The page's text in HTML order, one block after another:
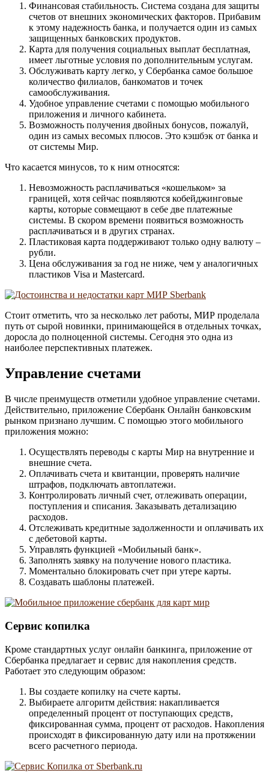
Финансовая стабильность. Система создана для защиты
счетов от внешних экономических факторов. Прибавим
к этому надежность банка, и получается один из самых
защищенных банковских продуктов.
Карта для получения социальных выплат бесплатная,
имеет льготные условия по дополнительным услугам.
Обслуживать карту легко, у Сбербанка самое большое
количество филиалов, банкоматов и точек
самообслуживания.
Удобное управление счетами с помощью мобильного
приложения и личного кабинета.
Возможность получения двойных бонусов, пожалуй,
один из самых весомых плюсов. Это кэшбэк от банка и
от системы Мир.
Что касается минусов, то к ним относятся:
Невозможность расплачиваться «кошельком» за
границей, хотя сейчас появляются кобейджинговые
карты, которые совмещают в себе две платежные
системы. В скором времени появиться возможность
расплачиваться и в других странах.
Пластиковая карта поддерживают только одну валюту –
рубли.
Цена обслуживания за год не ниже, чем у аналогичных
пластиков Visa и Mastercard.
Стоит отметить, что за несколько лет работы, МИР проделала
путь от сырой новинки, принимающейся в отдельных точках,
доросла до полноценной системы. Сегодня это одна из
наиболее перспективных платежек.
Управление счетами
В числе преимуществ отметили удобное управление счетами.
Действительно, приложение Сбербанк Онлайн банковским
рынком признано лучшим. С помощью этого мобильного
приложения можно:
Осуществлять переводы с карты Мир на внутренние и
внешние счета.
Оплачивать счета и квитанции, проверять наличие
штрафов, подключать автоплатежи.
Контролировать личный счет, отлеживать операции,
поступления и списания. Заказывать детализацию
расходов.
Отслеживать кредитные задолженности и оплачивать их
с дебетовой карты.
Управлять функцией «Мобильный банк».
Заполнять заявку на получение нового пластика.
Моментально блокировать счет при утере карты.
Создавать шаблоны платежей.
Сервис копилка
Кроме стандартных услуг онлайн банкинга, приложение от
Сбербанка предлагает и сервис для накопления средств.
Работает это следующим образом:
Вы создаете копилку на счете карты.
Выбираете алгоритм действия: накапливается
определенный процент от поступающих средств,
фиксированная сумма, процент от расходов. Накопления
происходят в фиксированную дату или на протяжении
всего расчетного периода.